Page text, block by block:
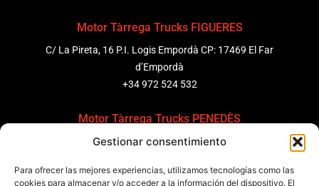
Gestionar consentimiento
Para ofrecer las mejores experiencias, utilizamos tecnologías como las
cookies para almacenar y/o acceder a la información del dispositivo. El
Motor Tàrrega Trucks FIGUERES
C/ La Pireta, 16 P.I. Logis Empordà CP: 17469 El Far
d’Empordà
+34 972 524 532
Motor Tàrrega Trucks PENEDÈS
C/ Ponent 8, Pol. Ind. Sant Pere Molanta, CP: 08799
+34 931 69 11 91